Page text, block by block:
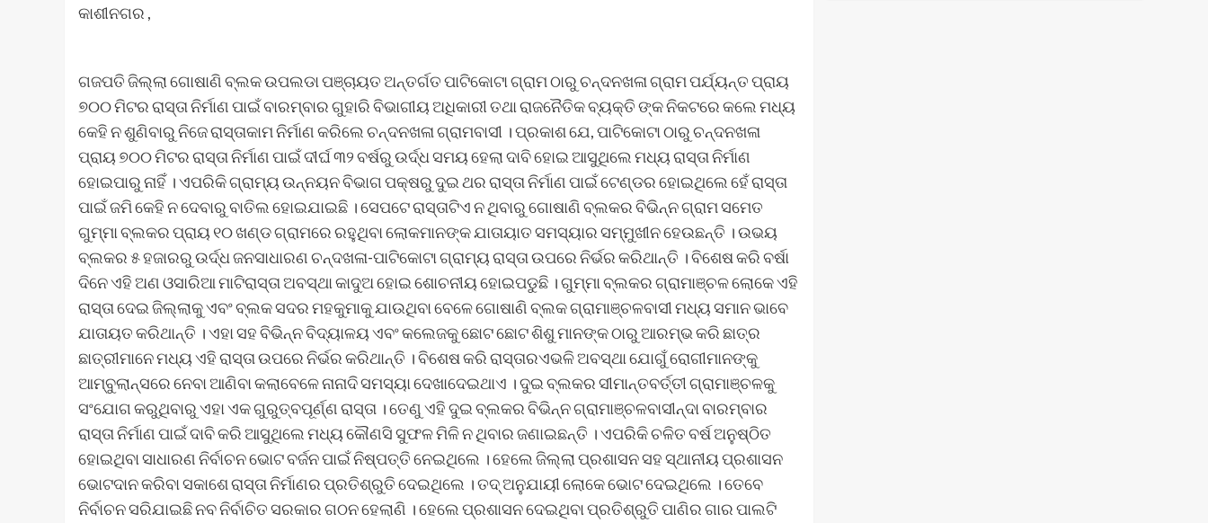
କାଶୀନଗର ,
ଗଜପତି ଜିଲ୍ଲା ଗୋଷାଣି ବ୍ଲକ ଉପଲଡା ପଞ୍ଚାୟତ ଅନ୍ତର୍ଗତ ପାଟିକୋଟା ଗ୍ରାମ ଠାରୁ ଚନ୍ଦନଖଳା ଗ୍ରାମ ପର୍ଯ୍ୟନ୍ତ ପ୍ରାୟ
୭୦୦ ମିଟର ରାସ୍ତା ନିର୍ମାଣ ପାଇଁ ବାରମ୍ବାର ଗୁହାରି ବିଭାଗୀୟ ଅଧିକାରୀ ତଥା ରାଜନୈତିକ ବ୍ୟକ୍ତି ଙ୍କ ନିକଟରେ କଲେ ମଧ୍ୟ
କେହି ନ ଶୁଣିବାରୁ ନିଜେ ରାସ୍ତାକାମ ନିର୍ମାଣ କରିଲେ ଚନ୍ଦନଖଳା ଗ୍ରାମବାସୀ । ପ୍ରକାଶ ଯେ, ପାଟିକୋଟା ଠାରୁ ଚନ୍ଦନଖଳା
ପ୍ରାୟ ୭୦୦ ମିଟର ରାସ୍ତା ନିର୍ମାଣ ପାଇଁ ଦୀର୍ଘ ୩୨ ବର୍ଷରୁ ଉର୍ଦ୍ଧ ସମୟ ହେଲା ଦାବି ହୋଇ ଆସୁଥିଲେ ମଧ୍ୟ ରାସ୍ତା ନିର୍ମାଣ
ହୋଇପାରୁ ନାହିଁ । ଏପରିକି ଗ୍ରାମ୍ୟ ଉନ୍ନୟନ ବିଭାଗ ପକ୍ଷରୁ ଦୁଇ ଥର ରାସ୍ତା ନିର୍ମାଣ ପାଇଁ ଟେଣ୍ଡର ହୋଇଥିଲେ ହେଁ ରାସ୍ତା
ପାଇଁ ଜମି କେହି ନ ଦେବାରୁ ବାତିଲ ହୋଇଯାଇଛି । ସେପଟେ ରାସ୍ତାଟିଏ ନ ଥିବାରୁ ଗୋଷାଣି ବ୍ଲକର ବିଭିନ୍ନ ଗ୍ରାମ ସମେତ
ଗୁମ୍ମା ବ୍ଲକର ପ୍ରାୟ ୧୦ ଖଣ୍ଡ ଗ୍ରାମରେ ରହୁଥିବା ଲୋକମାନଙ୍କ ଯାତାୟାତ ସମସ୍ୟାର ସମ୍ମୁଖୀନ ହେଉଛନ୍ତି । ଉଭୟ
ବ୍ଲକର ୫ ହଜାରରୁ ଉର୍ଦ୍ଧ ଜନସାଧାରଣ ଚନ୍ଦଖଳା-ପାଟିକୋଟା ଗ୍ରାମ୍ୟ ରାସ୍ତା ଉପରେ ନିର୍ଭର କରିଥାନ୍ତି । ବିଶେଷ କରି ବର୍ଷା
ଦିନେ ଏହି ଅଣ ଓସାରିଆ ମାଟିରାସ୍ତା ଅବସ୍ଥା କାଦୁଅ ହୋଇ ଶୋଚନୀୟ ହୋଇପଡୁଛି । ଗୁମ୍ମା ବ୍ଲକର ଗ୍ରାମାଞ୍ଚଳ ଲୋକେ ଏହି
ରାସ୍ତା ଦେଇ ଜିଲ୍ଲାକୁ ଏବଂ ବ୍ଲକ ସଦର ମହକୁମାକୁ ଯାଉଥିବା ବେଳେ ଗୋଷାଣି ବ୍ଲକ ଗ୍ରାମାଞ୍ଚଳବାସୀ ମଧ୍ୟ ସମାନ ଭାବେ
ଯାତାୟତ କରିଥାନ୍ତି । ଏହା ସହ ବିଭିନ୍ନ ବିଦ୍ୟାଳୟ ଏବଂ କଲେଜକୁ ଛୋଟ ଛୋଟ ଶିଶୁ ମାନଙ୍କ ଠାରୁ ଆରମ୍ଭ କରି ଛାତ୍ର
ଛାତ୍ରୀମାନେ ମଧ୍ୟ ଏହି ରାସ୍ତା ଉପରେ ନିର୍ଭର କରିଥାନ୍ତି । ବିଶେଷ କରି ରାସ୍ତାରଏଭଳି ଅବସ୍ଥା ଯୋଗୁଁ ରୋଗୀମାନଙ୍କୁ
ଆମ୍ବୁଲାନ୍ସରେ ନେବା ଆଣିବା କଲାବେଳେ ନାନାଦି ସମସ୍ୟା ଦେଖାଦେଇଥାଏ । ଦୁଇ ବ୍ଲକର ସୀମାନ୍ତବର୍ତ୍ତୀ ଗ୍ରାମାଞ୍ଚଳକୁ
ସଂଯୋଗ କରୁଥିବାରୁ ଏହା ଏକ ଗୁରୁତ୍ବପୂର୍ଣ୍ଣ ରାସ୍ତା । ତେଣୁ ଏହି ଦୁଇ ବ୍ଲକର ବିଭିନ୍ନ ଗ୍ରାମାଞ୍ଚଳବାସୀନ୍ଦା ବାରମ୍ବାର
ରାସ୍ତା ନିର୍ମାଣ ପାଇଁ ଦାବି କରି ଆସୁଥିଲେ ମଧ୍ୟ କୌଣସି ସୁଫଳ ମିଳି ନ ଥିବାର ଜଣାଇଛନ୍ତି । ଏପରିକି ଚଳିତ ବର୍ଷ ଅନୁଷ୍ଠିତ
ହୋଇଥିବା ସାଧାରଣ ନିର୍ବାଚନ ଭୋଟ ବର୍ଜନ ପାଇଁ ନିଷ୍ପତ୍ତି ନେଇଥିଲେ । ହେଲେ ଜିଲ୍ଲା ପ୍ରଶାସନ ସହ ସ୍ଥାନୀୟ ପ୍ରଶାସନ
ଭୋଟଦାନ କରିବା ସକାଶେ ରାସ୍ତା ନିର୍ମାଣର ପ୍ରତିଶ୍ରୁତି ଦେଇଥିଲେ । ତଦ୍ ଅନୁଯାୟୀ ଲୋକେ ଭୋଟ ଦେଇଥିଲେ । ତେବେ
ନିର୍ବାଚନ ସରିଯାଇଛି ନବ ନିର୍ବାଚିତ ସରକାର ଗଠନ ହେଲାଣି । ହେଲେ ପ୍ରଶାସନ ଦେଇଥିବା ପ୍ରତିଶ୍ରୁତି ପାଣିର ଗାର ପାଲଟି